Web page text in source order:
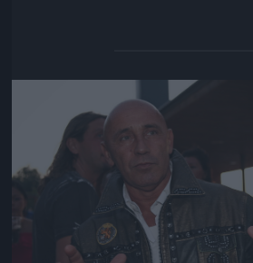
Jön még kép!